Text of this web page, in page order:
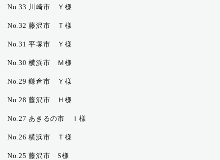
No.33 川崎市 Ｙ様
No.32 藤沢市 Ｔ様
No.31 平塚市 Ｙ様
No.30 横浜市 Ｍ様
No.29 鎌倉市 Ｙ様
No.28 藤沢市 Ｈ様
No.27 あきるの市 Ｉ様
No.26 横浜市 Ｔ様
No.25 藤沢市 S様